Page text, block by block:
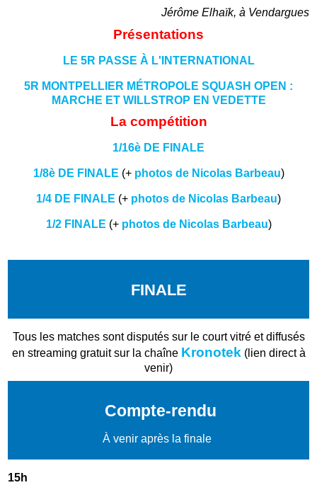
Jérôme Elhaïk, à Vendargues
Présentations
LE 5R PASSE À L'INTERNATIONAL
5R MONTPELLIER MÉTROPOLE SQUASH OPEN :
MARCHE ET WILLSTROP EN VEDETTE
La compétition
1/16è DE FINALE
1/8è DE FINALE (+ photos de Nicolas Barbeau)
1/4 DE FINALE (+ photos de Nicolas Barbeau)
1/2 FINALE (+ photos de Nicolas Barbeau)
FINALE
Tous les matches sont disputés sur le court vitré et diffusés
en streaming gratuit sur la chaîne Kronotek (lien direct à
venir)
Compte-rendu
À venir après la finale
15h